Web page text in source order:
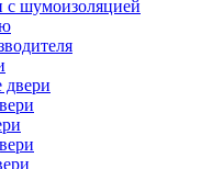
с шумоизоляцией
двери